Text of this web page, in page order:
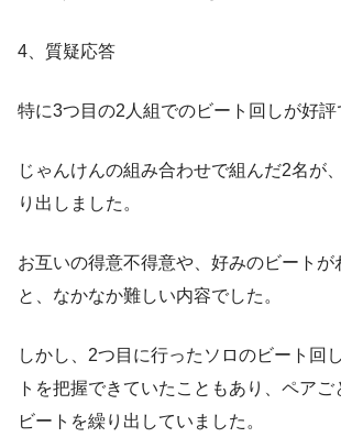
4、質疑応答
特に3つ目の2人組でのビート回しが好評
じゃんけんの組み合わせで組んだ2名が
り出しました。
お互いの得意不得意や、好みのビートが
と、なかなか難しい内容でした。
しかし、2つ目に行ったソロのビート回
トを把握できていたこともあり、ペアご
ビートを繰り出していました。